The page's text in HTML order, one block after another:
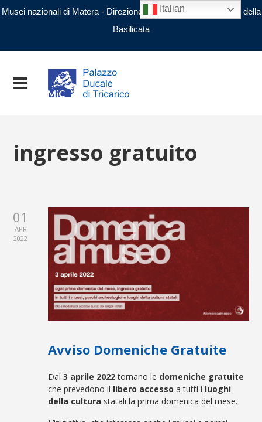
Musei nazionali di Matera - Direzione regionale Musei nazionali della
Basilicata
ingresso gratuito
01
APR
2022
Avviso Domeniche Gratuite
Dal3 aprile 2022tornano le domeniche gratuite
che prevedono il libero accesso a tutti i luoghi
della cultura statali la prima domenica del mese.
Italian